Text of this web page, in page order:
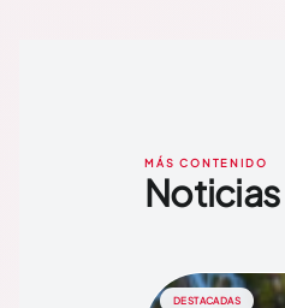
MÁS CONTENIDO
DESTACADAS